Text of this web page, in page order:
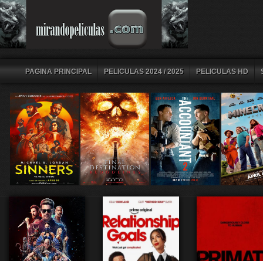
PAGINA PRINCIPAL PELICULAS 2024 / 2025 PELICULAS HD